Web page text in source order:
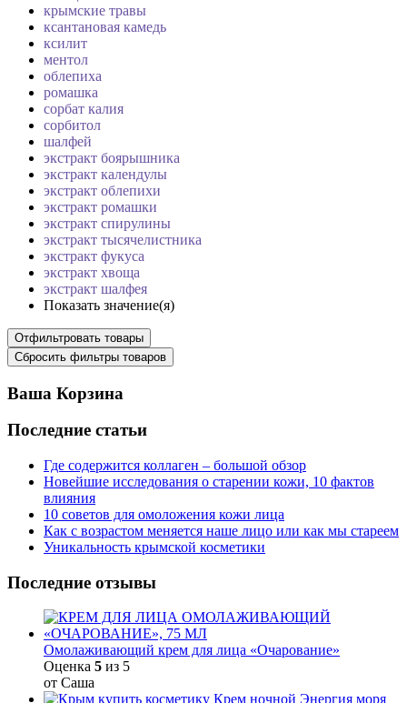
крымские травы
ксантановая камедь
ксилит
ментол
облепиха
ромашка
сорбат калия
сорбитол
шалфей
экстракт боярышника
экстракт календулы
экстракт облепихи
экстракт ромашки
экстракт спирулины
экстракт тысячелистника
экстракт фукуса
экстракт хвоща
экстракт шалфея
Показать значение(я)
Ваша Корзина
Последние статьи
Где содержится коллаген – большой обзор
Новейшие исследования о старении кожи, 10 фактов
влияния
10 советов для омоложения кожи лица
Как с возрастом меняется наше лицо или как мы стареем
Уникальность крымской косметики
Последние отзывы
Омолаживающий крем для лица «Очарование»
Оценка 5 из 5
от Саша